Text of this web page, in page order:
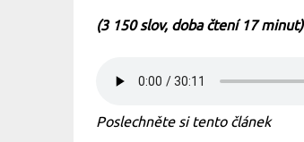
(3 150 slov, doba čtení 17 minut)
Poslechněte si tento článek